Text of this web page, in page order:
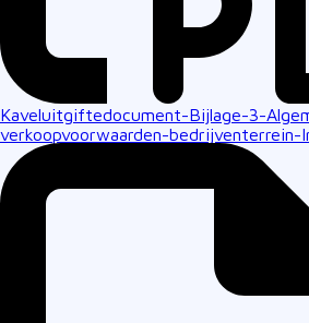
Kaveluitgiftedocument-Bijlage-3-
verkoopvoorwaarden-bedrijventerrein-